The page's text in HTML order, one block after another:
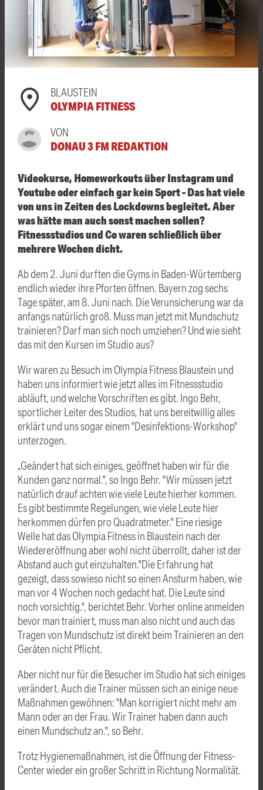
BLAUSTEIN
OLYMPIA FITNESS
VON
DONAU 3 FM REDAKTION
Videokurse, Homeworkouts über Instagram und
Youtube oder einfach gar kein Sport - Das hat viele
von uns in Zeiten des Lockdowns begleitet. Aber
was hätte man auch sonst machen sollen?
Fitnessstudios und Co waren schließlich über
mehrere Wochen dicht.
Ab dem 2. Juni durften die Gyms in Baden-Würtemberg
endlich wieder ihre Pforten öffnen. Bayern zog sechs
Tage später, am 8. Juni nach. Die Verunsicherung war da
anfangs natürlich groß. Muss man jetzt mit Mundschutz
trainieren? Darf man sich noch umziehen? Und wie sieht
das mit den Kursen im Studio aus?
Wir waren zu Besuch im Olympia Fitness Blaustein und
haben uns informiert wie jetzt alles im Fitnessstudio
abläuft, und welche Vorschriften es gibt. Ingo Behr,
sportlicher Leiter des Studios, hat uns bereitwillig alles
erklärt und uns sogar einem "Desinfektions-Workshop"
unterzogen.
„Geändert hat sich einiges, geöffnet haben wir für die
Kunden ganz normal.", so Ingo Behr. "Wir müssen jetzt
natürlich drauf achten wie viele Leute hierher kommen.
Es gibt bestimmte Regelungen, wie viele Leute hier
herkommen dürfen pro Quadratmeter." Eine riesige
Welle hat das Olympia Fitness in Blaustein nach der
Wiedereröffnung aber wohl nicht überrollt, daher ist der
Abstand auch gut einzuhalten."Die Erfahrung hat
gezeigt, dass sowieso nicht so einen Ansturm haben, wie
man vor 4 Wochen noch gedacht hat. Die Leute sind
noch vorsichtig.", berichtet Behr. Vorher online anmelden
bevor man trainiert, muss man also nicht und auch das
Tragen von Mundschutz ist direkt beim Trainieren an den
Geräten nicht Pflicht.
Aber nicht nur für die Besucher im Studio hat sich einiges
verändert. Auch die Trainer müssen sich an einige neue
Maßnahmen gewöhnen: "Man korrigiert nicht mehr am
Mann oder an der Frau. Wir Trainer haben dann auch
einen Mundschutz an.", so Behr.
Trotz Hygienemaßnahmen, ist die Öffnung der Fitness-
Center wieder ein großer Schritt in Richtung Normalität.